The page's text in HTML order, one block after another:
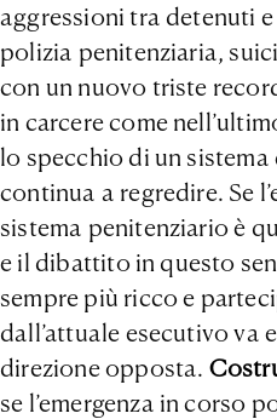
aggressioni tra detenuti
polizia penitenziaria,
con un nuovo triste
in carcere come
lo specchio di un
continua a regredire. Se
sistema penitenziario è
e il dibattito in questo
sempre più ricco e
dall’attuale esecutivo va
direzione opposta.
se l’emergenza in corso